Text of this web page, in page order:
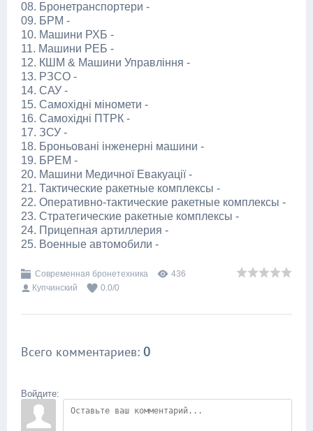
08. Бронетранспортери -
09. БРМ -
10. Машини РХБ -
11. Машини РЕБ -
12. КШМ & Машини Управління -
13. РЗСО -
14. САУ -
15. Самохідні міномети -
16. Самохідні ПТРК -
17. ЗСУ -
18. Броньовані інженерні машини -
19. БРЕМ -
20. Машини Медичної Евакуації -
21. Тактические ракетные комплексы -
22. Оперативно-тактические ракетные комплексы -
23. Стратегические ракетные комплексы -
24. Прицепная артиллерия -
25. Военные автомобили -
Современная бронетехника
436
Купчинский
0.0/0
Всего комментариев: 0
Войдите: